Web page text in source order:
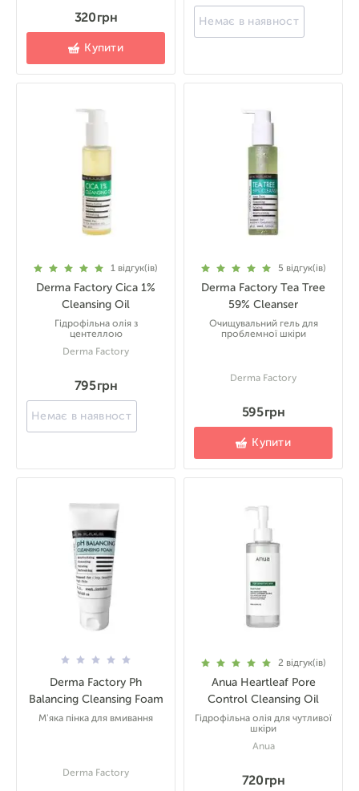
320 грн
Купити
Немає в наявності
1 відгук(ів)
Derma Factory Cica 1%
Cleansing Oil
Гідрофільна олія з
центеллою
Derma Factory
795 грн
Немає в наявності
5 відгук(ів)
Derma Factory Tea Tree
59% Cleanser
Очищувальний гель для
проблемної шкіри
Derma Factory
595 грн
Купити
Derma Factory Ph
Balancing Cleansing Foam
М'яка пінка для вмивання
Derma Factory
2 відгук(ів)
Anua Heartleaf Pore
Control Cleansing Oil
Гідрофільна олія для чутливої
шкіри
Anua
720 грн